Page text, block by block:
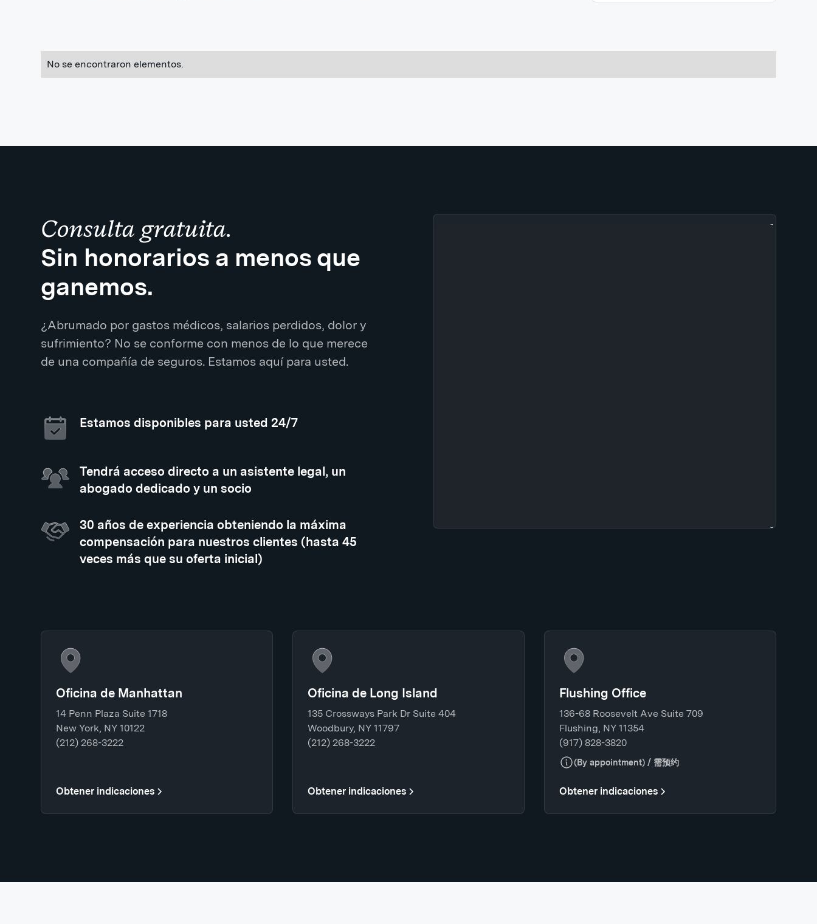
No se encontraron elementos.
Consulta gratuita.
Sin honorarios a menos que
ganemos.
¿Abrumado por gastos médicos, salarios perdidos, dolor y
sufrimiento? No se conforme con menos de lo que merece
de una compañía de seguros. Estamos aquí para usted.
Estamos disponibles para usted 24/7
Tendrá acceso directo a un asistente legal, un
abogado dedicado y un socio
30 años de experiencia obteniendo la máxima
compensación para nuestros clientes (hasta 45
veces más que su oferta inicial)
Oficina de Manhattan
14 Penn Plaza Suite 1718
New York, NY 10122
(212) 268-3222
Obtener indicaciones
Oficina de Long Island
135 Crossways Park Dr Suite 404
Woodbury, NY 11797
(212) 268-3222
Obtener indicaciones
Flushing Office
136-68 Roosevelt Ave Suite 709
Flushing, NY 11354
(917) 828-3820
(By appointment) / 需预约
Obtener indicaciones